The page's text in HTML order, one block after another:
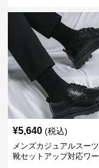
¥5,640 (税込)
メンズカジュアルスー
靴セットアップ対応ワ